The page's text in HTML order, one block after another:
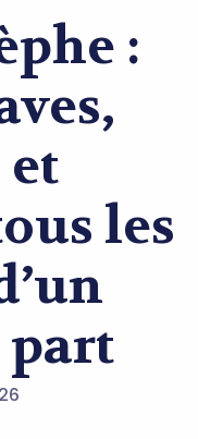
:
et
les